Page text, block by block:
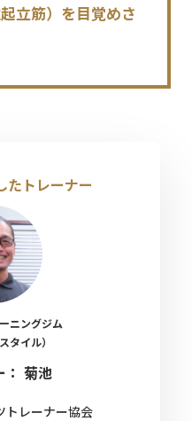
立筋）を目覚めさ
たトレーナー
ニングジム
タイル）
： 菊池
トレーナー協会